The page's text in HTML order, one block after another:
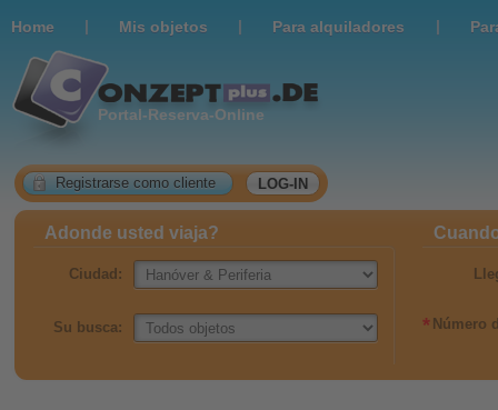
Home | Мis objetos | Para alquiladores |
Portal-Reserva-Online
Registrarse como cliente LOG-IN
Adonde usted viaja?
Ciudad:
Su busca: Número
*